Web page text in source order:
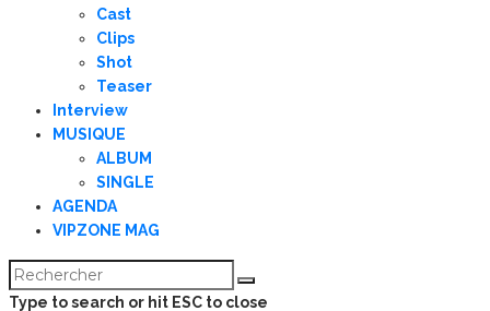
Cast
Clips
Shot
Teaser
Interview
MUSIQUE
ALBUM
SINGLE
AGENDA
VIPZONE MAG
Type to search or hit ESC to close